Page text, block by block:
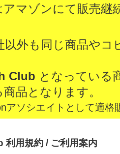
アマゾンにて販売継
以外も同じ商品やコ
Club となっている
品となります。
アソシエイトとして適格
用規約 / ご利用案内